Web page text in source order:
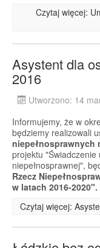
Czytaj więcej:
Asystent dla
2016
Utworzono: 14
Informujemy, że w
będziemy realizowali
niepełnosprawnych
projektu "Świadczenie
niepełnosprawnej",
Rzecz
w latach 2016-2020".
Czytaj więcej: